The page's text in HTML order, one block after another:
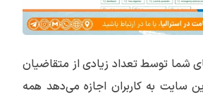
شما توسط تعداد زیادی از متقاضیان
سایت به کاربران اجازه می‌دهد همه